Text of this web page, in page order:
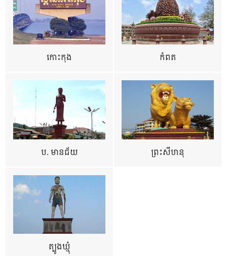
កោះកុង កំពត
ប. មានជ័យ ព្រះសីហនុ
ត្បូងឃ្មុំ